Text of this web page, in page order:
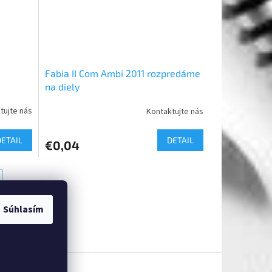
Súhlasím
nás
Fabia II Com Ambi 2011 rozpredáme
na diely
Kontaktujte nás
€0,04 DETAIL